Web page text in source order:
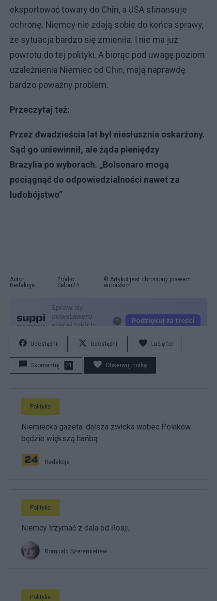
eksportować towary do Chin, a USA sfinansuje
ochronę. Niemcy nie zdają sobie do końca sprawy,
że sytuacja bardzo się zmieniła. I nie ma już
powrotu do tej polityki. A biorąc pod uwagę poziom
uzależnienia Niemiec od Chin, mają naprawdę
bardzo poważny problem.
Przeczytaj też:
Przez dwadzieścia lat był niesłusznie oskarżony.
Sąd go uniewinnił, ale żąda pieniędzy
Brazylia po wyborach. „Bolsonaro mogą
pociągnąć do odpowiedzialności nawet za
ludobójstwo”
Autor:
Redakcja
Źródło:
Salon24
© Artykuł jest chroniony prawem
autorskim.
Udostępnij Udostępnij Lubię to!
Skomentuj 21 Obserwuj notkę
Polityka
Niemiecka gazeta: dalsza zwłoka wobec Polaków
będzie większą hańbą
Redakcja
Polityka
Niemcy trzymać z dala od Rosji.
Romuald Szeremietiew
Polityka